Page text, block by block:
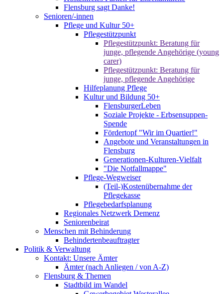
Flensburg sagt Danke!
Senioren/-innen
Pflege und Kultur 50+
Pflegestützpunkt
Pflegestützpunkt: Beratung für
junge, pflegende Angehörige (young
carer)
Pflegestützpunkt: Beratung für
junge, pflegende Angehörige
Hilfeplanung Pflege
Kultur und Bildung 50+
FlensburgerLeben
Soziale Projekte - Erbsensuppen-
Spende
Fördertopf "Wir im Quartier!"
Angebote und Veranstaltungen in
Flensburg
Generationen-Kulturen-Vielfalt
"Die Notfallmappe"
Pflege-Wegweiser
(Teil-)Kostenübernahme der
Pflegekasse
Pflegebedarfsplanung
Regionales Netzwerk Demenz
Seniorenbeirat
Menschen mit Behinderung
Behindertenbeauftragter
Politik & Verwaltung
Kontakt: Unsere Ämter
Ämter (nach Anliegen / von A-Z)
Flensburg & Themen
Stadtbild im Wandel